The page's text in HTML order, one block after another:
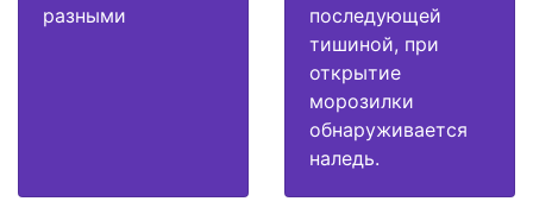
разными
последующей
тишиной, при
открытие
морозилки
обнаруживается
наледь.